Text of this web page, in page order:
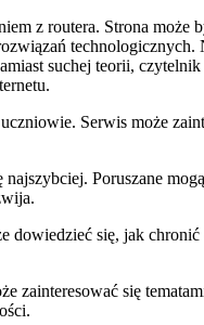
z routera. Strona może
technologicznych.
suchej teorii, czytelnik
Serwis może
Poruszane
dowiedzieć się, jak chronić
zainteresować się